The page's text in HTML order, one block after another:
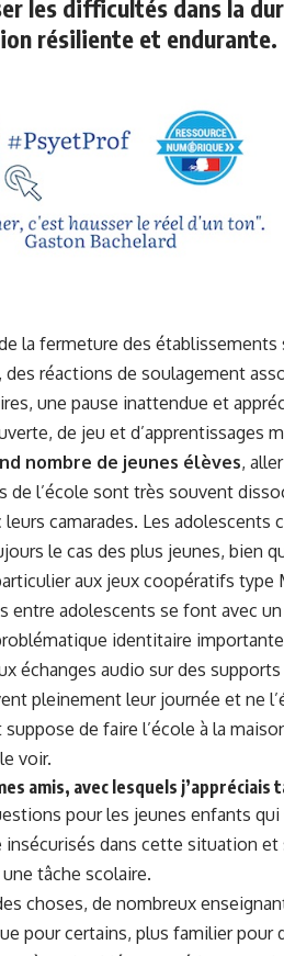
les difficultés dans la
résiliente et endurante.
la fermeture des
réactions de soulagement
une pause inattendue et
de jeu et d’apprentissages
nombre de jeunes élèves,
de l’école sont très souvent
camarades. Les adolescents
le cas des plus jeunes, bien
aux jeux coopératifs type
entre adolescents se font avec
identitaire
échanges audio sur des
pleinement leur journée et ne
de faire l’école à la
voir.
amis, avec lesquels
pour les jeunes enfants
insécurisés dans cette situation
tâche scolaire.
choses, de nombreux
pour certains, plus familier pour